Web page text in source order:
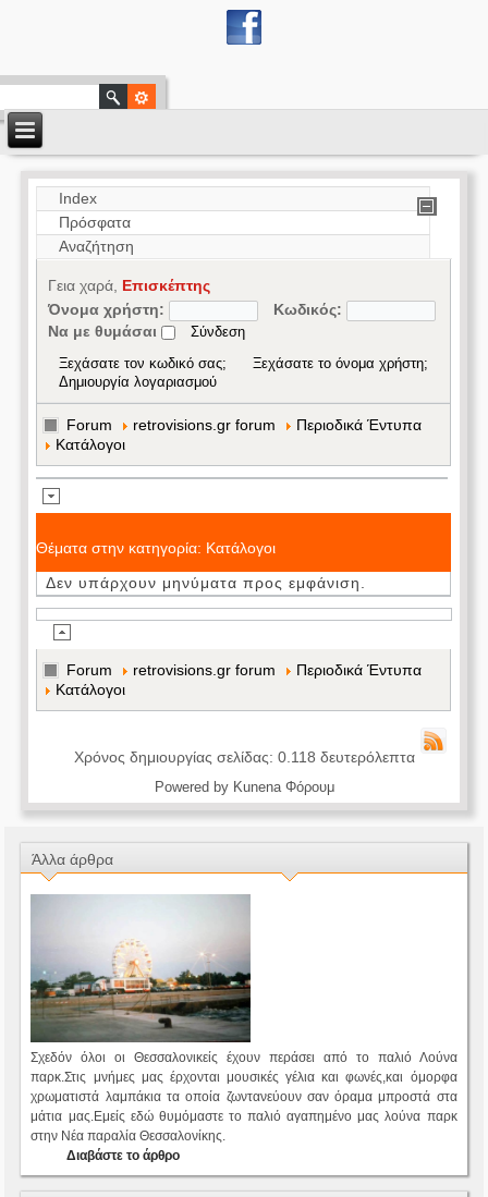
Index
Πρόσφατα
Αναζήτηση
Γεια χαρά, Επισκέπτης
Όνομα χρήστη:
Κωδικός:
Να με θυμάσαι
Ξεχάσατε τον κωδικό σας;
Ξεχάσατε το όνομα χρήστη;
Δημιουργία λογαριασμού
Forum retrovisions.gr forum
Περιοδικά Έντυπα
Κατάλογοι
Θέματα στην κατηγορία: Κατάλογοι
Δεν υπάρχουν μηνύματα προς εμφάνιση.
Forum retrovisions.gr forum
Περιοδικά Έντυπα
Κατάλογοι
Χρόνος δημιουργίας σελίδας: 0.118 δευτερόλεπτα
Powered by Kunena Φόρουμ
Άλλα άρθρα
Σχεδόν όλοι οι Θεσσαλονικείς έχουν περάσει από το παλιό Λούνα
παρκ.Στις μνήμες μας έρχονται μουσικές γέλια και φωνές,και όμορφα
χρωματιστά λαμπάκια τα οποία ζωντανεύουν σαν όραμα μπροστά στα
μάτια μας.Εμείς εδώ θυμόμαστε το παλιό αγαπημένο μας λούνα παρκ
στην Νέα παραλία Θεσσαλονίκης.
Διαβάστε το άρθρο